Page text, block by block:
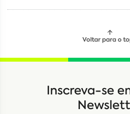
Voltar para o
Inscreva-se
Locação Compra